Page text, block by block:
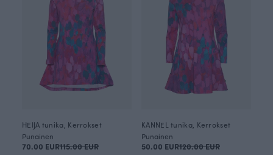
HEIJA tunika, Kerrokset
Punainen
70.00 EUR115.00 EUR
KANNEL tunika, Kerrokset
Punainen
50.00 EUR120.00 EUR